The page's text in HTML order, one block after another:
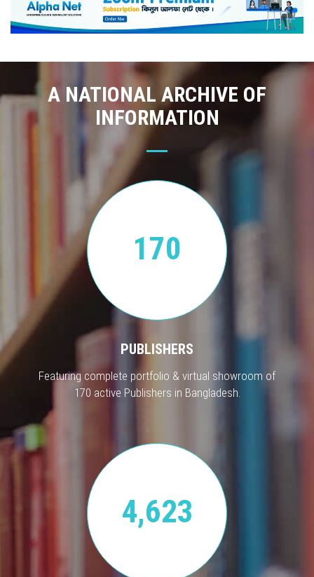
A NATIONAL ARCHIVE OF
INFORMATION
170
PUBLISHERS
Featuring complete portfolio & virtual showroom of
170 active Publishers in Bangladesh.
4,623